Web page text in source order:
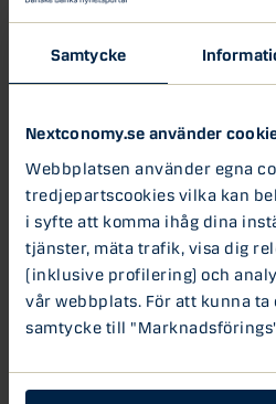
Samtycke
Nextconomy.se använder
Webbplatsen använder egna
tredjepartscookies vilka kan
i syfte att komma ihåg dina
tjänster, mäta trafik, visa dig
(inklusive profilering) och
vår webbplats. För att kunna
samtycke till
22 DEC 2023
Ett sinnessjukt spännande
21 NOV 2023
Investeringsbehov på
560 miljarder
Infrastrukturen för svenskt
avlopp måste renoveras. Fram till